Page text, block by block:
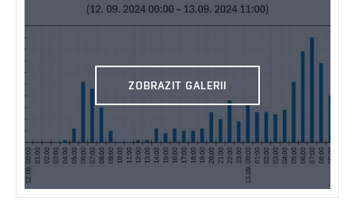
ZOBRAZIT GALERII